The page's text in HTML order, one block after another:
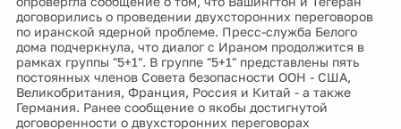
договорились о проведении двухсторонних переговоров
по иранской ядерной проблеме. Пресс-служба Белого
дома подчеркнула, что диалог с Ираном продолжится в
рамках группы "5+1". В группе "5+1" представлены пять
постоянных членов Совета безопасности ООН - США,
Великобритания, Франция, Россия и Китай - а также
Германия. Ранее сообщение о якобы достигнутой
договоренности о двухсторонних переговорах